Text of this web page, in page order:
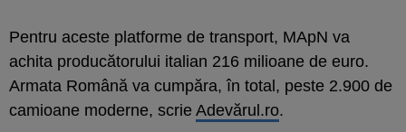
Pentru aceste platforme de transport, MApN va
achita producătorului italian 216 milioane de euro.
Armata Română va cumpăra, în total, peste 2.900 de
camioane moderne, scrie Adevărul.ro.